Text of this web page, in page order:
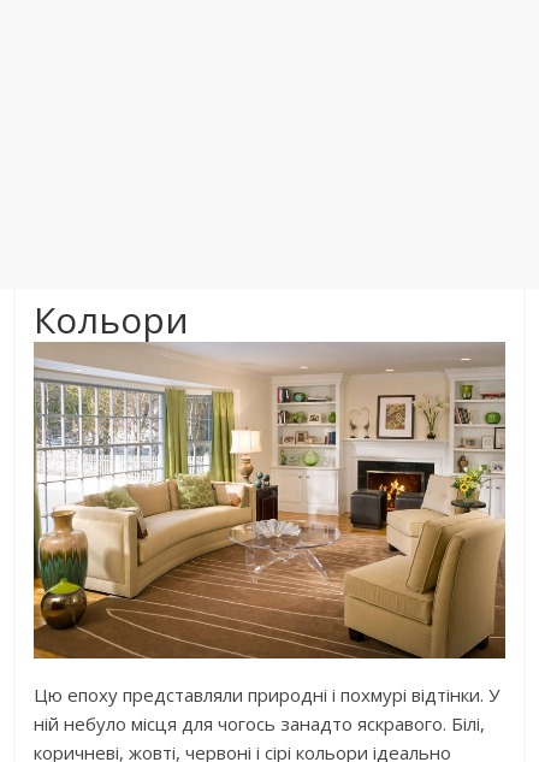
Кольори
Цю епоху представляли природні і похмурі відтінки. У
ній небуло місця для чогось занадто яскравого. Білі,
коричневі, жовті, червоні і сірі кольори ідеально